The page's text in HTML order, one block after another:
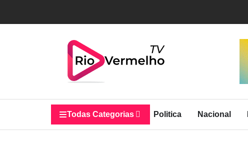
Todas Categorias Politica Nacional